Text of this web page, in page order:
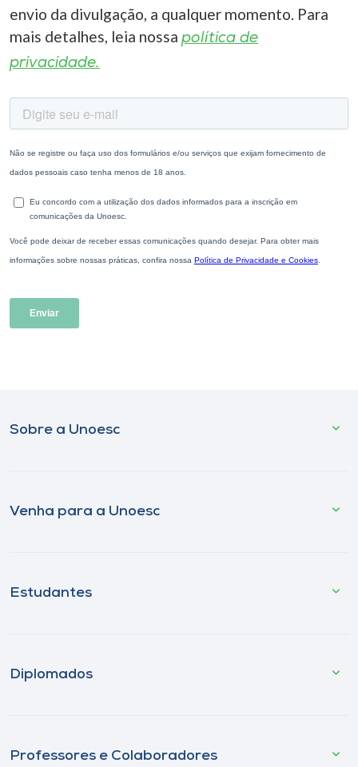
envio da divulgação, a qualquer momento. Para
mais detalhes, leia nossa política de
privacidade.
Sobre a Unoesc
Venha para a Unoesc
Estudantes
Diplomados
Professores e Colaboradores